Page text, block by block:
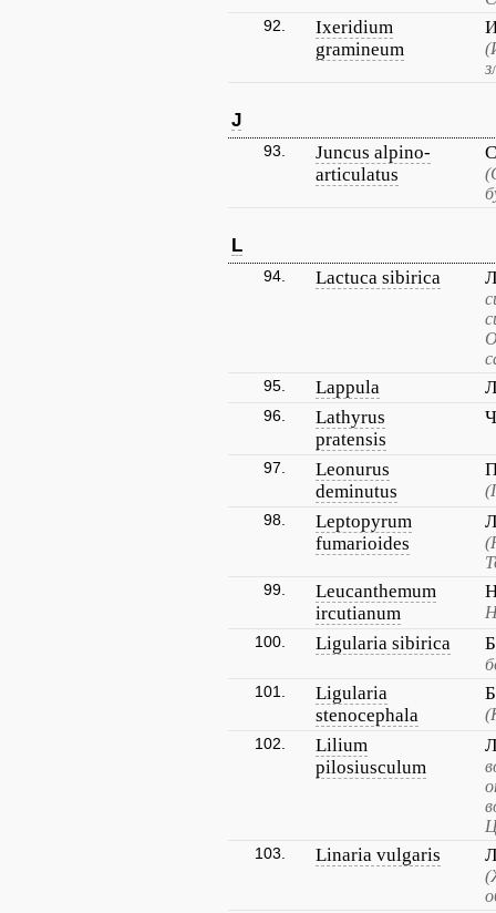
92.
Ixeridium
gramineum
J
93.
Juncus alpino-
articulatus
L
94. Lactuca sibirica
95. Lappula
96.
Lathyrus
pratensis
97.
Leonurus
deminutus
98.
Leptopyrum
fumarioides
99.
Leucanthemum
ircutianum
100. Ligularia sibirica
101.
Ligularia
stenocephala
102.
Lilium
pilosiusculum
103. Linaria vulgaris